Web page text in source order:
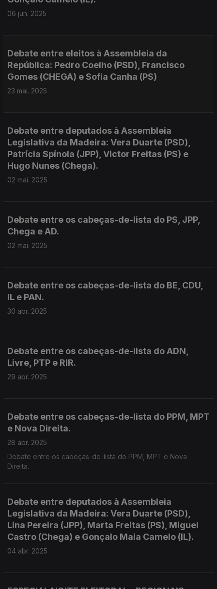
06 jun. 2025
Debate entre eleitos à Assembleia da
República: Pedro Coelho (PSD), Francisco
Gomes (CHEGA) e Sofia Canha (PS)
23 mai. 2025
Debate entre deputados à Assembleia
Legislativa da Madeira: Vera Duarte (PSD),
Patrícia Spínola (JPP), Victor Freitas (PS) e
Hugo Nunes (Chega).
02 mai. 2025
Debate entre os cabeças-de-lista do PS, JPP,
Chega e AD.
02 mai. 2025
Debate entre os cabeças-de-lista do BE, CDU,
IL e PAN.
30 abr. 2025
Debate entre os cabeças-de-lista do ADN,
Livre, PTP e RIR.
29 abr. 2025
Debate entre os cabeças-de-lista do PPM, MPT
e Nova Direita.
28 abr. 2025
Debate entre os cabeças-de-lista do PPM, MPT e Nova
Direita.
Debate entre deputados à Assembleia
Legislativa da Madeira: Vera Duarte (PSD),
Lina Pereira (JPP), Marta Freitas (PS), Miguel
Castro (Chega) e Gonçalo Maia Camelo (IL).
04 abr. 2025